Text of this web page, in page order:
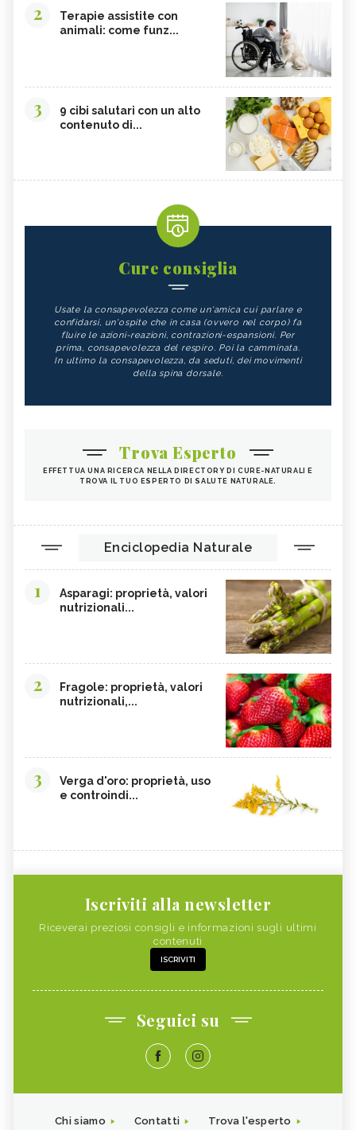
2
Terapie assistite con
animali: come funz...
3
9 cibi salutari con un alto
contenuto di...
Cure consiglia
Usate la consapevolezza come un'amica cui parlare e
confidarsi, un'ospite che in casa (ovvero nel corpo) fa
fluire le azioni-reazioni, contrazioni-espansioni. Per
prima, consapevolezza del respiro. Poi la camminata.
In ultimo la consapevolezza, da seduti, dei movimenti
della spina dorsale.
Trova Esperto
EFFETTUA UNA RICERCA NELLA DIRECTORY DI CURE-NATURALI E
TROVA IL TUO ESPERTO DI SALUTE NATURALE.
Enciclopedia Naturale
1
Asparagi: proprietà, valori
nutrizionali...
2
Fragole: proprietà, valori
nutrizionali,...
3
Verga d'oro: proprietà, uso
e controindi...
Iscriviti alla newsletter
Riceverai preziosi consigli e informazioni sugli ultimi
contenuti
ISCRIVITI
Seguici su
Chi siamo Contatti Trova l'esperto